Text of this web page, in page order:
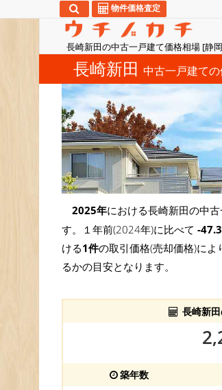
長崎新田の中古一戸建て価格相場 [静
物件価格査定
長崎新田 中古一戸建て
2025年における長崎新田の中
す。１年前(2024年)に比べて -
ける1件の取引価格(売却価格)に
るかの目安となります。
長崎新
築年数